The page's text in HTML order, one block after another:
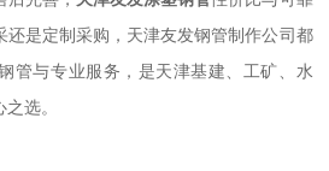
还是定制采购，天津友发钢管制作公司都
管与专业服务，是天津基建、工矿、水
选。